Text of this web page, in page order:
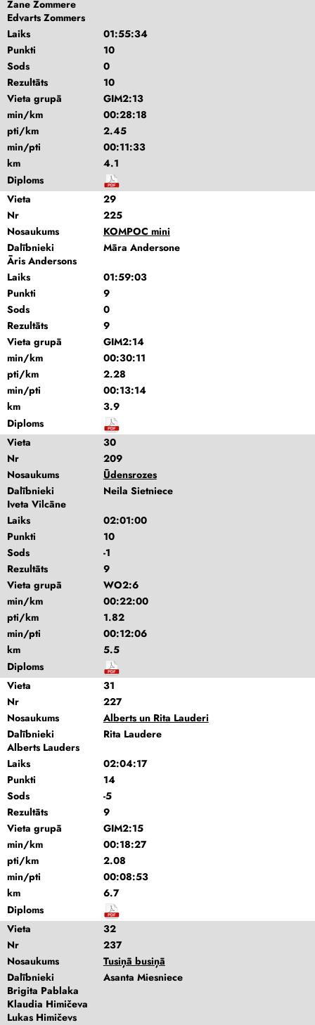
Zane Zommere
Edvarts Zommers
Laiks
01:55:34
Punkti
10
Sods
0
Rezultāts
10
Vieta grupā
GIM2:13
min/km
00:28:18
pti/km
2.45
min/pti
00:11:33
km
4.1
Diploms
Vieta
29
Nr
225
Nosaukums
KOMPOC mini
Dalībnieki
Māra Andersone
Āris Andersons
Laiks
01:59:03
Punkti
9
Sods
0
Rezultāts
9
Vieta grupā
GIM2:14
min/km
00:30:11
pti/km
2.28
min/pti
00:13:14
km
3.9
Diploms
Vieta
30
Nr
209
Nosaukums
Ūdensrozes
Dalībnieki
Neila Sietniece
Iveta Vilcāne
Laiks
02:01:00
Punkti
10
Sods
-1
Rezultāts
9
Vieta grupā
WO2:6
min/km
00:22:00
pti/km
1.82
min/pti
00:12:06
km
5.5
Diploms
Vieta
31
Nr
227
Nosaukums
Alberts un Rita Lauderi
Dalībnieki
Rita Laudere
Alberts Lauders
Laiks
02:04:17
Punkti
14
Sods
-5
Rezultāts
9
Vieta grupā
GIM2:15
min/km
00:18:27
pti/km
2.08
min/pti
00:08:53
km
6.7
Diploms
Vieta
32
Nr
237
Nosaukums
Tusiņā busiņā
Dalībnieki
Asanta Miesniece
Brigita Pablaka
Klaudia Himičeva
Lukas Himičevs